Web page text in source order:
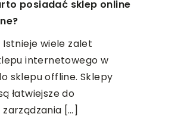
posiadać sklep online
wiele zalet
internetowego w
sklepu offline. Sklepy
łatwiejsze do
[…]